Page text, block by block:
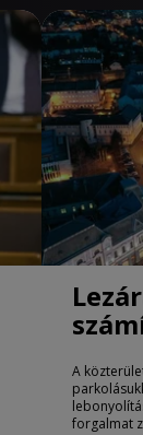
A
forgalmat